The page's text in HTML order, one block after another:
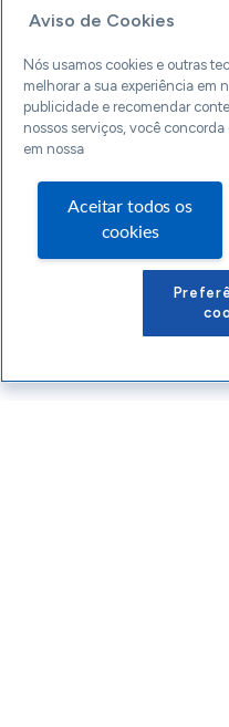
Aviso de Cookies
Nós usamos cookies e outras
melhorar a sua experiência em
publicidade e recomendar
nossos serviços, você
em nossa
Aceitar todos os
cookies